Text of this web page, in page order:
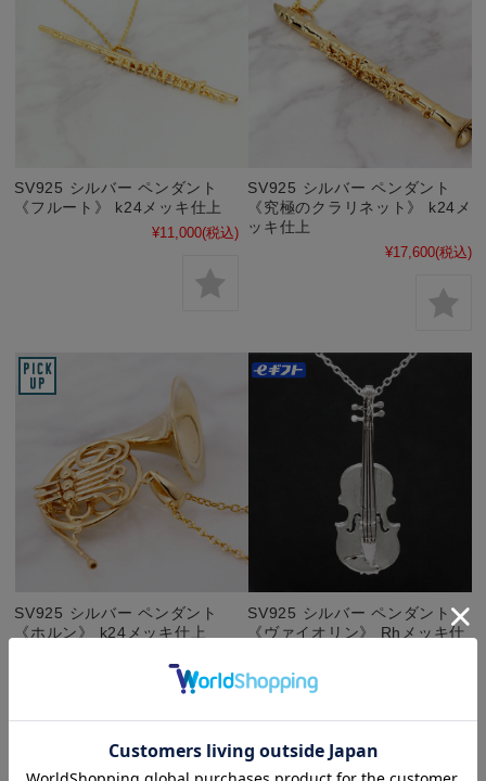
SV925 シルバー ペンダント
《フルート》 k24メッキ仕上
¥11,000(税込)
SV925 シルバー ペンダント
《究極のクラリネット》 k24メ
ッキ仕上
¥17,600(税込)
SV925 シルバー ペンダント
《ホルン》 k24メッキ仕上
SV925 シルバー ペンダント
《ヴァイオリン》 Rhメッキ仕